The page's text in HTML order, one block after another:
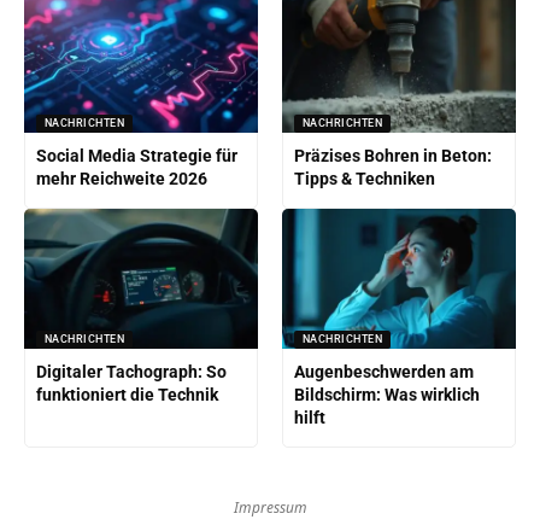
NACHRICHTEN
Social Media Strategie für
mehr Reichweite 2026
NACHRICHTEN
Präzises Bohren in Beton:
Tipps & Techniken
NACHRICHTEN
Digitaler Tachograph: So
funktioniert die Technik
NACHRICHTEN
Augenbeschwerden am
Bildschirm: Was wirklich
hilft
Impressum